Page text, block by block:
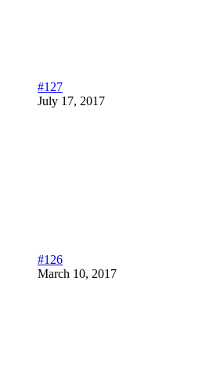
#127
July 17, 2017
#126
March 10, 2017